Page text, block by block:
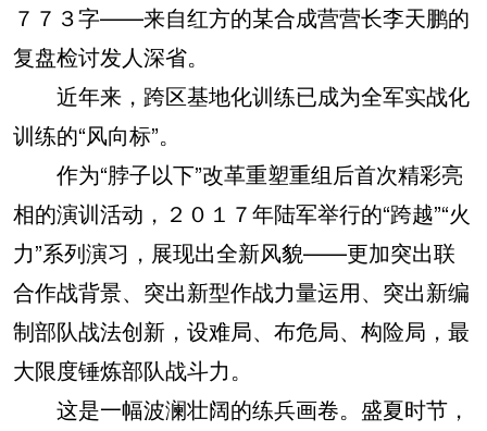
７７３字——来自红方的某合成营营长李天鹏的
复盘检讨发人深省。
近年来，跨区基地化训练已成为全军实战化
训练的“风向标”。
作为“脖子以下”改革重塑重组后首次精彩亮
相的演训活动，２０１７年陆军举行的“跨越”“火
力”系列演习，展现出全新风貌——更加突出联
合作战背景、突出新型作战力量运用、突出新编
制部队战法创新，设难局、布危局、构险局，最
大限度锤炼部队战斗力。
这是一幅波澜壮阔的练兵画卷。盛夏时节，